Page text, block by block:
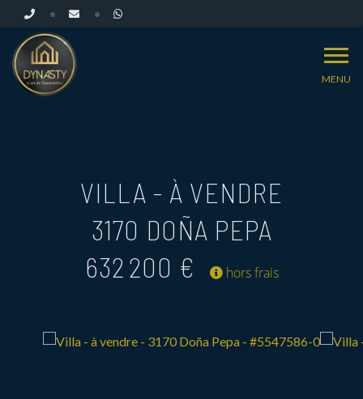
MENU
VILLA - À VENDRE
3170 DOÑA PEPA
632 200 €
hors frais